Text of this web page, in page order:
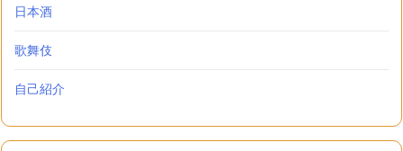
日本酒
歌舞伎
自己紹介